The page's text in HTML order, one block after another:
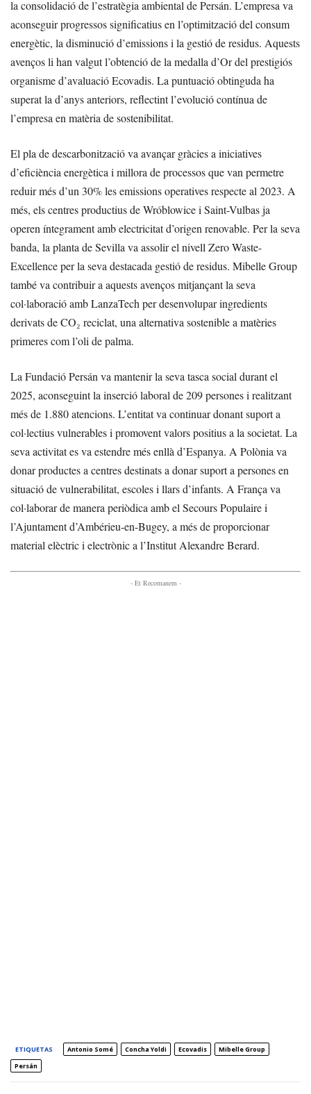
la consolidació de l’estratègia ambiental de Persán. L’empresa va
aconseguir progressos significatius en l’optimització del consum
energètic, la disminució d’emissions i la gestió de residus. Aquests
avenços li han valgut l’obtenció de la medalla d’Or del prestigiós
organisme d’avaluació Ecovadis. La puntuació obtinguda ha
superat la d’anys anteriors, reflectint l’evolució contínua de
l’empresa en matèria de sostenibilitat.
El pla de descarbonització va avançar gràcies a iniciatives
d’eficiència energètica i millora de processos que van permetre
reduir més d’un 30% les emissions operatives respecte al 2023. A
més, els centres productius de Wróblowice i Saint-Vulbas ja
operen íntegrament amb electricitat d’origen renovable. Per la seva
banda, la planta de Sevilla va assolir el nivell Zero Waste-
Excellence per la seva destacada gestió de residus. Mibelle Group
també va contribuir a aquests avenços mitjançant la seva
col·laboració amb LanzaTech per desenvolupar ingredients
derivats de CO₂ reciclat, una alternativa sostenible a matèries
primeres com l’oli de palma.
La Fundació Persán va mantenir la seva tasca social durant el
2025, aconseguint la inserció laboral de 209 persones i realitzant
més de 1.880 atencions. L’entitat va continuar donant suport a
col·lectius vulnerables i promovent valors positius a la societat. La
seva activitat es va estendre més enllà d’Espanya. A Polònia va
donar productes a centres destinats a donar suport a persones en
situació de vulnerabilitat, escoles i llars d’infants. A França va
col·laborar de manera periòdica amb el Secours Populaire i
l’Ajuntament d’Ambérieu-en-Bugey, a més de proporcionar
material elèctric i electrònic a l’Institut Alexandre Berard.
- Et Recomanem -
ETIQUETAS Antonio Somé Concha Yoldi Ecovadis
Mibelle Group
Persán